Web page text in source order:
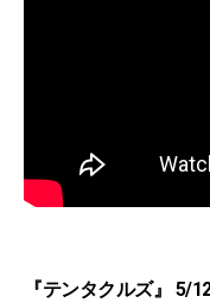
『テンタクルズ』 5/